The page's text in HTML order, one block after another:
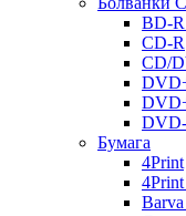
BD-
CD-R
CD/
Бумага
4Print